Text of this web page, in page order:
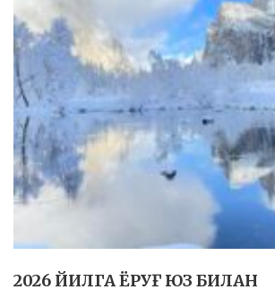
2026 ЙИЛГА ЁРУҒ ЮЗ БИЛАН